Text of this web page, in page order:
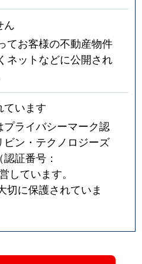
ん
てお客様の不動産物件
ネットなどに公開され
ています
プライバシーマーク認
ビン・テクノロジーズ
証番号：
しています。
切に保護されていま